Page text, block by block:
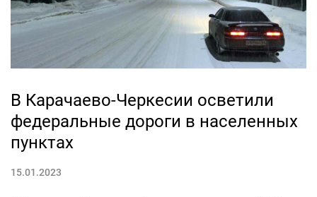
В Карачаево-Черкесии осветили
федеральные дороги в населенных
пунктах
15.01.2023